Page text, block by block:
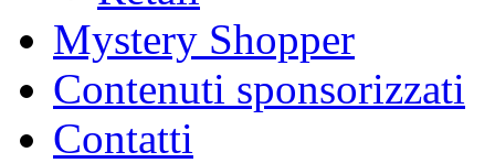
Mystery Shopper
Contenuti sponsorizzati
Contatti